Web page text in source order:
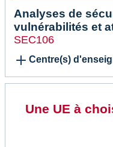
Analyses de
vulnérabilités et
SEC106
Centre(s)
Une UE à